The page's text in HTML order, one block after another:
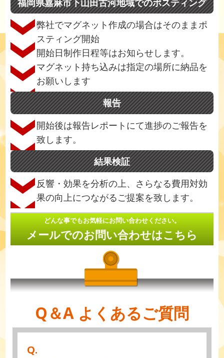
福岡県嘉麻市下山田古河地域でのポスティング
弊社でマグネット作成の場合はそのままポ
スティング開始
開始日制作日程等はお知らせします。
マグネット持ち込みは指定の場所に納品を
お願いします
報告
開始後は報告レポートにて進捗のご報告を
致します。
結果検証
反響・効果を分析の上、さらなる費用対効
果の向上につながるご提案を致します。
どんな事でもお気軽にお問い合わせください。
メールでのお問い合わせはこちら
Q＆A よくあるご質問
Q.